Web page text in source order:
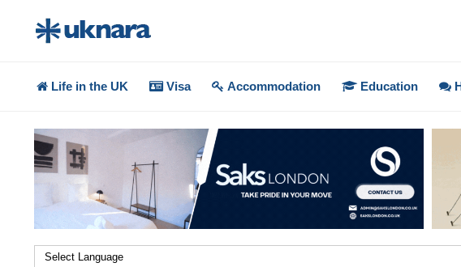
Life in the UK Visa Accommodation Education